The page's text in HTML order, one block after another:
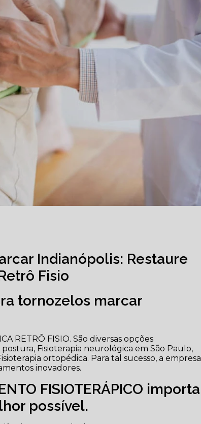
Indianópolis: Restaure
Fisio
tornozelos marcar
RETRÔ FISIO. São diversas opções
Fisioterapia neurológica em São Paulo,
ortopédica. Para tal sucesso, a empresa
inovadores.
FISIOTERÁPICO importa
possível.